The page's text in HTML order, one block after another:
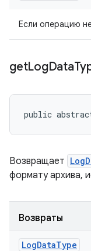
Если операцию
getLogData
public
Возвращает
формату архива,
Возвраты
LogDataType